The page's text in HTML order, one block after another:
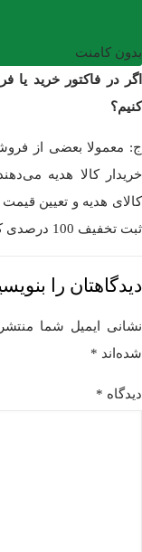
بدون کامنت
اگر در فاکتور خرید یا
کنیم؟
ج: معمولا بعضی از
خریدار کالا هدیه
ثبت تخفیف 100 درصدی کالا و تخفیف به کار برد.
دیدگاهتان را
نشانی ایمیل شما
شده‌اند *
دیدگاه *